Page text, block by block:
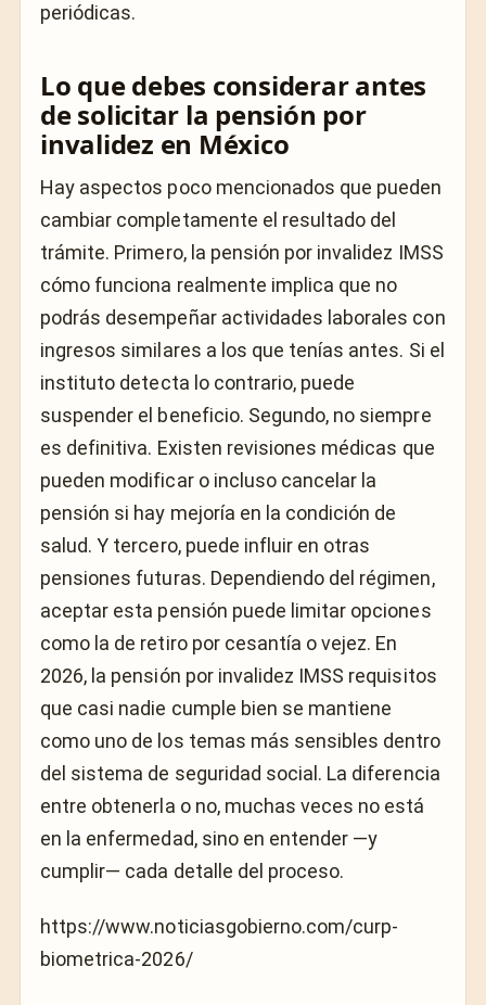
periódicas.
Lo que debes considerar antes
de solicitar la pensión por
invalidez en México
Hay aspectos poco mencionados que pueden
cambiar completamente el resultado del
trámite. Primero, la pensión por invalidez IMSS
cómo funciona realmente implica que no
podrás desempeñar actividades laborales con
ingresos similares a los que tenías antes. Si el
instituto detecta lo contrario, puede
suspender el beneficio. Segundo, no siempre
es definitiva. Existen revisiones médicas que
pueden modificar o incluso cancelar la
pensión si hay mejoría en la condición de
salud. Y tercero, puede influir en otras
pensiones futuras. Dependiendo del régimen,
aceptar esta pensión puede limitar opciones
como la de retiro por cesantía o vejez. En
2026, la pensión por invalidez IMSS requisitos
que casi nadie cumple bien se mantiene
como uno de los temas más sensibles dentro
del sistema de seguridad social. La diferencia
entre obtenerla o no, muchas veces no está
en la enfermedad, sino en entender —y
cumplir— cada detalle del proceso.
https://www.noticiasgobierno.com/curp-
biometrica-2026/